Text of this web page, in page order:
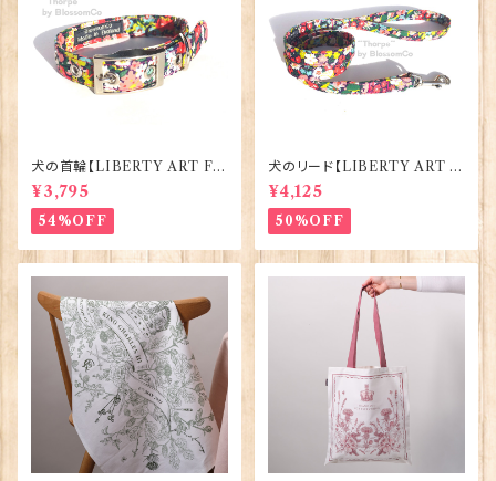
犬の首輪【LIBERTY ART FA
BRIC=Thorpe】BlossomCo
90295
¥3,795
54%OFF
犬のリード【LIBERTY ART F
ABRIC=Thorpe】BlossomC
o 90294
¥4,125
50%OFF